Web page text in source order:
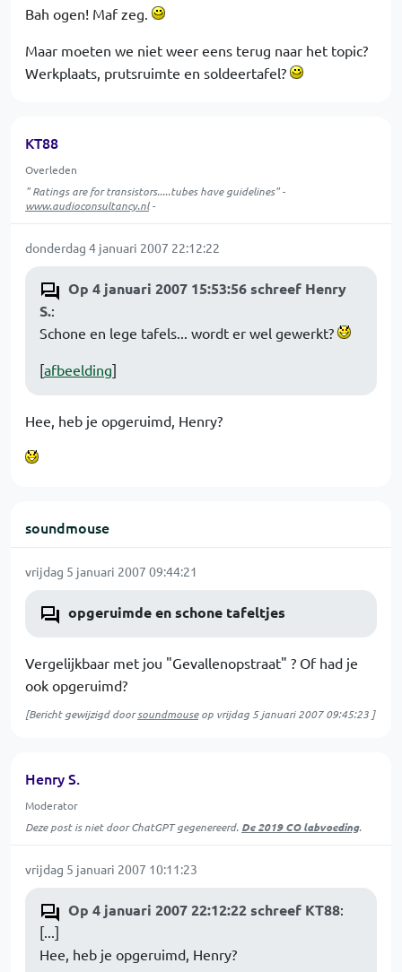
Bah ogen! Maf zeg.
Maar moeten we niet weer eens terug naar het topic?
Werkplaats, prutsruimte en soldeertafel?
KT88
Overleden
" Ratings are for transistors.....tubes have guidelines" -
www.audioconsultancy.nl-
donderdag 4 januari 2007 22:12:22
Op 4 januari 2007 15:53:56 schreef Henry
S.:
Schone en lege tafels... wordt er wel gewerkt?
[afbeelding]
Hee, heb je opgeruimd, Henry?
soundmouse
vrijdag 5 januari 2007 09:44:21
opgeruimde en schone tafeltjes
Vergelijkbaar met jou "Gevallenopstraat" ? Of had je
ook opgeruimd?
[Bericht gewijzigd doorsoundmouseop vrijdag 5 januari 2007 09:45:23 ]
Henry S.
Moderator
Deze post is niet door ChatGPT gegenereerd. De 2019 CO labvoeding.
vrijdag 5 januari 2007 10:11:23
Op 4 januari 2007 22:12:22 schreef KT88:
[...]
Hee, heb je opgeruimd, Henry?